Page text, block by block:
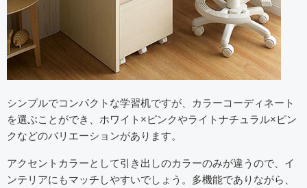
シンプルでコンパクトな学習机ですが、カラーコーディネート
を選ぶことができ、ホワイト×ピンクやライトナチュラル×ピン
クなどのバリエーションがあります。
アクセントカラーとして引き出しのカラーのみが違うので、イ
ンテリアにもマッチしやすいでしょう。多機能でありながら、